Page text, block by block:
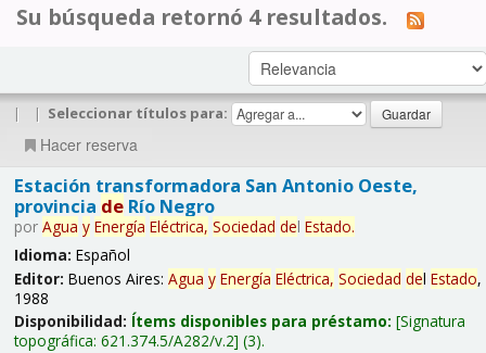
Su búsqueda retornó 4 resultados.
| | Seleccionar títulos para:
Hacer reserva
Estación transformadora San Antonio Oeste,
provincia deRío Negro
por Agua y Energía Eléctrica, Sociedad del Estado.
Idioma: Español
Editor: Buenos Aires: Agua y Energía Eléctrica, Sociedad del Estado,
1988
Disponibilidad: Ítems disponibles para préstamo: Signatura
topográfica: 621.374.5/A282/v.2 (3).